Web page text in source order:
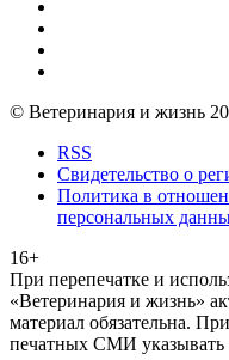
© Ветеринария и жизнь
RSS
Свидетельство о
Политика в
персональных
16+
При перепечатке и
«Ветеринария и жизнь»
материал обязательна.
печатных СМИ